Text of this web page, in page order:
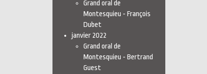
Grand oral de
Montesquieu - François
Dubet
janvier 2022
Grand oral de
Montesquieu - Bertrand
Guest